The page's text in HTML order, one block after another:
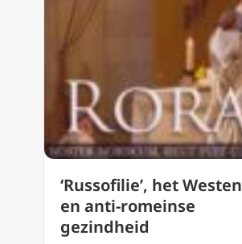
‘Russofilie’, het Westen
en anti-romeinse
gezindheid